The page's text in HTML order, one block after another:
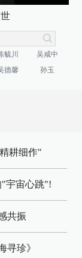
毓川
吴咸中
德馨 孙玉
耕细作"
"宇宙心跳"!
共振
珍》